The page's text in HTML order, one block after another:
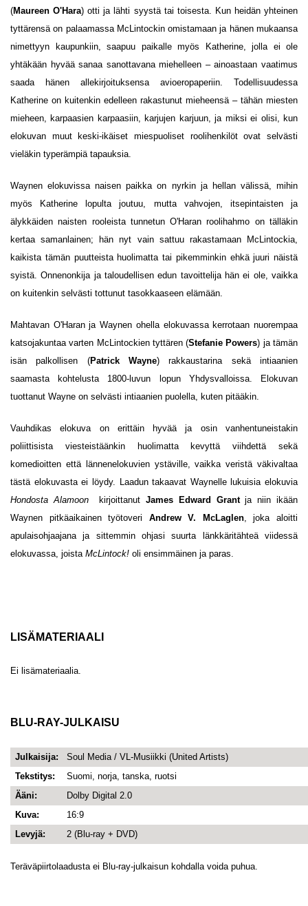
(Maureen O'Hara) otti ja lähti syystä tai toisesta. Kun heidän yhteinen
tyttärensä on palaamassa McLintockin omistamaan ja hänen mukaansa
nimettyyn kaupunkiin, saapuu paikalle myös Katherine, jolla ei ole
yhtäkään hyvää sanaa sanottavana miehelleen – ainoastaan vaatimus
saada hänen allekirjoituksensa avioeropaperiin. Todellisuudessa
Katherine on kuitenkin edelleen rakastunut mieheensä – tähän miesten
mieheen, karpaasien karpaasiin, karjujen karjuun, ja miksi ei olisi, kun
elokuvan muut keski-ikäiset miespuoliset roolihenkilöt ovat selvästi
vieläkin typerämpiä tapauksia.
Waynen elokuvissa naisen paikka on nyrkin ja hellan välissä, mihin
myös Katherine lopulta joutuu, mutta vahvojen, itsepintaisten ja
älykkäiden naisten rooleista tunnetun O'Haran roolihahmo on tälläkin
kertaa samanlainen; hän nyt vain sattuu rakastamaan McLintockia,
kaikista tämän puutteista huolimatta tai pikemminkin ehkä juuri näistä
syistä. Onnenonkija ja taloudellisen edun tavoittelija hän ei ole, vaikka
on kuitenkin selvästi tottunut tasokkaaseen elämään.
Mahtavan O'Haran ja Waynen ohella elokuvassa kerrotaan nuorempaa
katsojakuntaa varten McLintockien tyttären (Stefanie Powers) ja tämän
isän palkollisen (Patrick Wayne) rakkaustarina sekä intiaanien
saamasta kohtelusta 1800-luvun lopun Yhdysvalloissa. Elokuvan
tuottanut Wayne on selvästi intiaanien puolella, kuten pitääkin.
Vauhdikas elokuva on erittäin hyvää ja osin vanhentuneistakin
poliittisista viesteistäänkin huolimatta kevyttä viihdettä sekä
komedioitten että lännenelokuvien ystäville, vaikka veristä väkivaltaa
tästä elokuvasta ei löydy. Laadun takaavat Waynelle lukuisia elokuvia
Hondosta Alamoon
kirjoittanutJames Edward Grantja niin ikään
Waynen pitkäaikainen työtoveri Andrew V. McLaglen, joka aloitti
apulaisohjaajana ja sittemmin ohjasi suurta länkkäritähteä viidessä
elokuvassa, joista McLintock! oli ensimmäinen ja paras.
LISÄMATERIAALI
Ei lisämateriaalia.
BLU-RAY-JULKAISU
Julkaisija:
Soul Media / VL-Musiikki (United Artists)
Tekstitys:
Suomi, norja, tanska, ruotsi
Ääni:
Dolby Digital 2.0
Kuva:
16:9
Levyjä:
2 (Blu-ray + DVD)
Teräväpiirtolaadusta ei Blu-ray-julkaisun kohdalla voida puhua.